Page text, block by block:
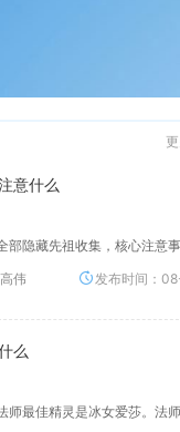
意什么
部隐藏先祖收集，核心注意
伟
发布时间：
么
师最佳精灵是冰女爱莎。法